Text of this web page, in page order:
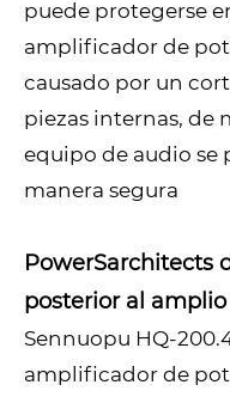
puede protegerse
amplificador de
causado por un
piezas internas, de
equipo de audio se
manera segura
PowerSarchitects
posterior al
Sennuopu HQ-
amplificador de